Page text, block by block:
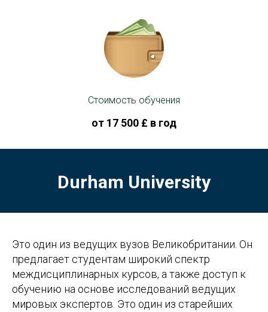
Стоимость обучения
от 17 500 £ в год
Durham University
Это один из ведущих вузов Великобритании. Он
предлагает студентам широкий спектр
междисциплинарных курсов, а также доступ к
обучению на основе исследований ведущих
мировых экспертов. Это один из старейших